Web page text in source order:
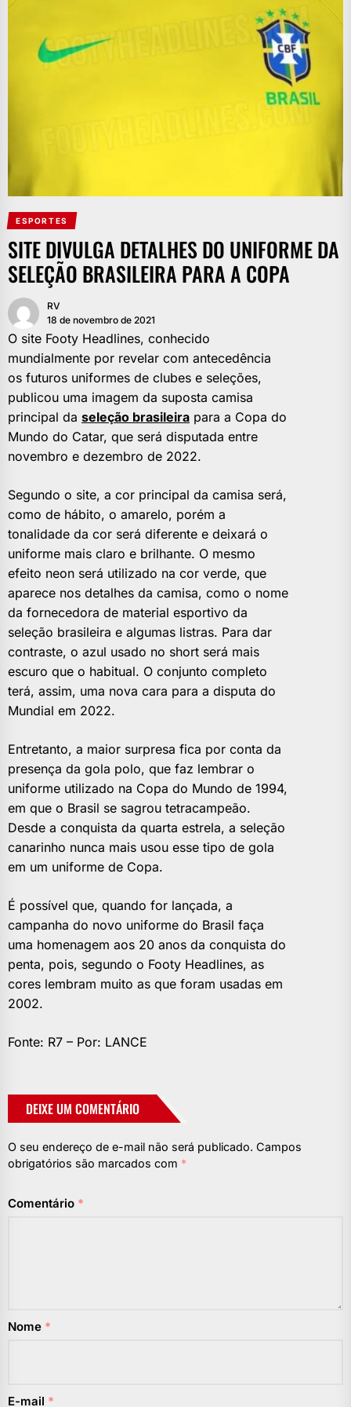
ESPORTES
SITE DIVULGA DETALHES DO UNIFORME DA
SELEÇÃO BRASILEIRA PARA A COPA
RV
18 de novembro de 2021
O site Footy Headlines, conhecido
mundialmente por revelar com antecedência
os futuros uniformes de clubes e seleções,
publicou uma imagem da suposta camisa
principal da seleção brasileira para a Copa do
Mundo do Catar, que será disputada entre
novembro e dezembro de 2022.
Segundo o site, a cor principal da camisa será,
como de hábito, o amarelo, porém a
tonalidade da cor será diferente e deixará o
uniforme mais claro e brilhante. O mesmo
efeito neon será utilizado na cor verde, que
aparece nos detalhes da camisa, como o nome
da fornecedora de material esportivo da
seleção brasileira e algumas listras. Para dar
contraste, o azul usado no short será mais
escuro que o habitual. O conjunto completo
terá, assim, uma nova cara para a disputa do
Mundial em 2022.
Entretanto, a maior surpresa fica por conta da
presença da gola polo, que faz lembrar o
uniforme utilizado na Copa do Mundo de 1994,
em que o Brasil se sagrou tetracampeão.
Desde a conquista da quarta estrela, a seleção
canarinho nunca mais usou esse tipo de gola
em um uniforme de Copa.
É possível que, quando for lançada, a
campanha do novo uniforme do Brasil faça
uma homenagem aos 20 anos da conquista do
penta, pois, segundo o Footy Headlines, as
cores lembram muito as que foram usadas em
2002.
Fonte: R7 – Por: LANCE
DEIXE UM COMENTÁRIO
O seu endereço de e-mail não será publicado. Campos
obrigatórios são marcados com *
Comentário *
Nome *
E-mail *